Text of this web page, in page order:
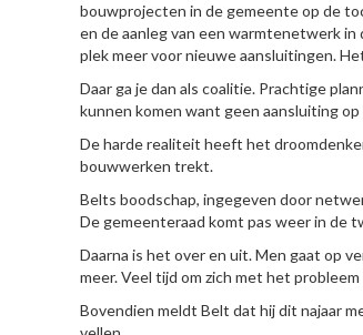
bouwprojecten in de gemeente op de
en de aanleg van een warmtenetwerk
plek meer voor nieuwe aansluitingen.
Daar ga je dan als coalitie. Prachtige
kunnen komen want geen aansluiting
De harde realiteit heeft het
bouwwerken trekt.
Belts boodschap, ingegeven door
De gemeenteraad komt pas weer in de
Daarna is het over en uit. Men gaat op
meer. Veel tijd om zich met het
Bovendien meldt Belt dat hij dit najaar